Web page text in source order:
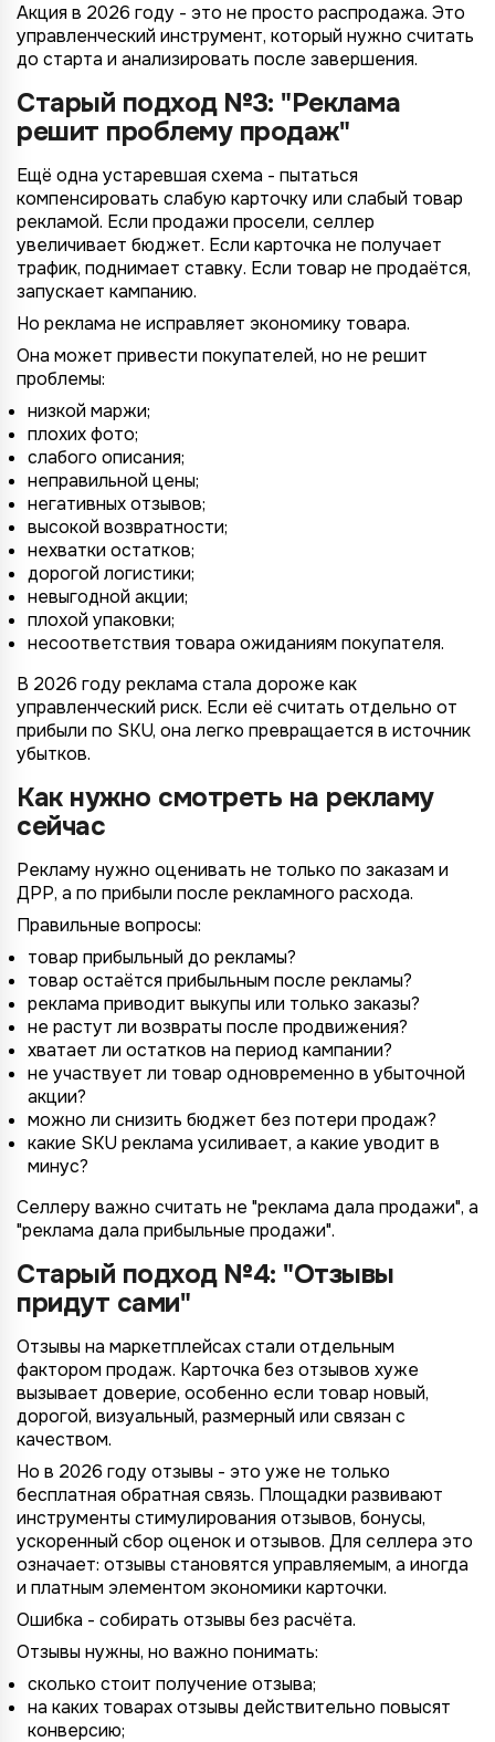
Акция в 2026 году - это не просто распродажа. Это
управленческий инструмент, который нужно считать
до старта и анализировать после завершения.
Старый подход №3: "Реклама
решит проблему продаж"
Ещё одна устаревшая схема - пытаться
компенсировать слабую карточку или слабый товар
рекламой. Если продажи просели, селлер
увеличивает бюджет. Если карточка не получает
трафик, поднимает ставку. Если товар не продаётся,
запускает кампанию.
Но реклама не исправляет экономику товара.
Она может привести покупателей, но не решит
проблемы:
низкой маржи;
плохих фото;
слабого описания;
неправильной цены;
негативных отзывов;
высокой возвратности;
нехватки остатков;
дорогой логистики;
невыгодной акции;
плохой упаковки;
несоответствия товара ожиданиям покупателя.
В 2026 году реклама стала дороже как
управленческий риск. Если её считать отдельно от
прибыли по SKU, она легко превращается в источник
убытков.
Как нужно смотреть на рекламу
сейчас
Рекламу нужно оценивать не только по заказам и
ДРР, а по прибыли после рекламного расхода.
Правильные вопросы:
товар прибыльный до рекламы?
товар остаётся прибыльным после рекламы?
реклама приводит выкупы или только заказы?
не растут ли возвраты после продвижения?
хватает ли остатков на период кампании?
не участвует ли товар одновременно в убыточной
акции?
можно ли снизить бюджет без потери продаж?
какие SKU реклама усиливает, а какие уводит в
минус?
Селлеру важно считать не "реклама дала продажи", а
"реклама дала прибыльные продажи".
Старый подход №4: "Отзывы
придут сами"
Отзывы на маркетплейсах стали отдельным
фактором продаж. Карточка без отзывов хуже
вызывает доверие, особенно если товар новый,
дорогой, визуальный, размерный или связан с
качеством.
Но в 2026 году отзывы - это уже не только
бесплатная обратная связь. Площадки развивают
инструменты стимулирования отзывов, бонусы,
ускоренный сбор оценок и отзывов. Для селлера это
означает: отзывы становятся управляемым, а иногда
и платным элементом экономики карточки.
Ошибка - собирать отзывы без расчёта.
Отзывы нужны, но важно понимать:
сколько стоит получение отзыва;
на каких товарах отзывы действительно повысят
конверсию;
Подключение к
TotalCRM
Подключение к
TotalCRM
1/4
Подключение к
TotalCRM
2/4
Подключение к
TotalCRM
3/4
Подключение к
TotalCRM
4/4
Подключение к
TotalCRM
Подключение к
TotalCRM